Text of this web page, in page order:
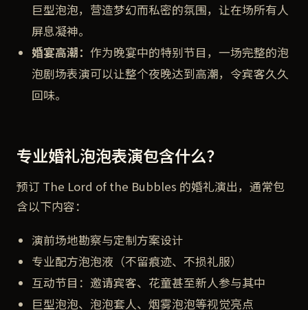
巨型泡泡，营造梦幻而私密的氛围，让在场所有人
屏息凝神。
婚宴高潮：作为晚宴中的特别节目，一场完整的泡
泡剧场表演可以让整个夜晚达到高潮，令宾客久久
回味。
专业婚礼泡泡表演包含什么？
预订 The Lord of the Bubbles 的婚礼演出，通常包
含以下内容：
演前场地勘察与定制方案设计
专业配方泡泡液（不留痕迹、不损礼服）
互动节目：邀请宾客、花童甚至新人参与其中
巨型泡泡、泡泡套人、烟雾泡泡等视觉亮点